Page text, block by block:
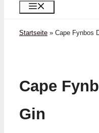
Startseite » Cape Fynbos
Cape
Gin